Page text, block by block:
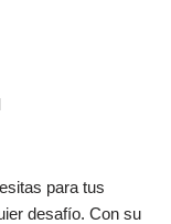
para tus
desafío. Con su